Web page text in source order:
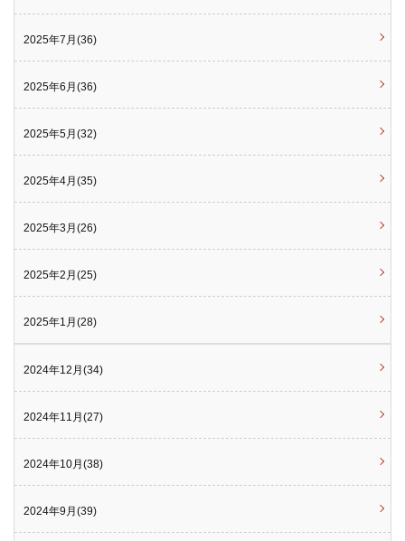
2025年7月(36)
2025年6月(36)
2025年5月(32)
2025年4月(35)
2025年3月(26)
2025年2月(25)
2025年1月(28)
2024年12月(34)
2024年11月(27)
2024年10月(38)
2024年9月(39)